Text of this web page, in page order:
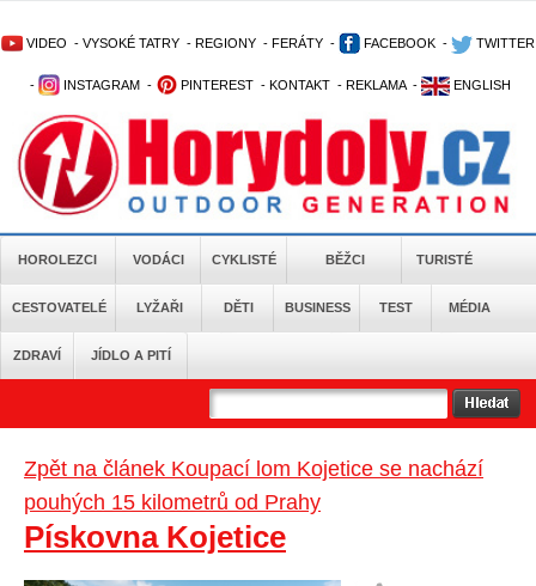
VIDEO - VYSOKÉ TATRY - REGIONY - FERÁTY - FACEBOOK - TWITTER
- INSTAGRAM - PINTEREST - KONTAKT - REKLAMA - ENGLISH
HOROLEZCI VODÁCI CYKLISTÉ BĚŽCI TURISTÉ
CESTOVATELÉ LYŽAŘI DĚTI BUSINESS TEST MÉDIA
ZDRAVÍ JÍDLO A PITÍ
Zpět na článek Koupací lom Kojetice se nachází
pouhých 15 kilometrů od Prahy
Pískovna Kojetice